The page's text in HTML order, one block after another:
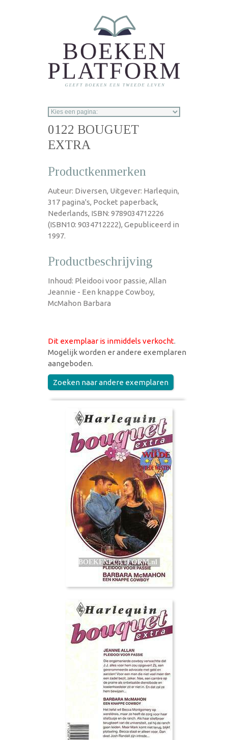
0122 BOUGUET
EXTRA
Productkenmerken
Auteur: Diversen, Uitgever: Harlequin,
317 pagina's, Pocket paperback,
Nederlands, ISBN: 9789034712226
(ISBN10: 9034712222), Gepubliceerd in
1997.
Productbeschrijving
Inhoud: Pleidooi voor passie, Allan
Jeannie - Een knappe Cowboy,
McMahon Barbara
Dit exemplaar is inmiddels verkocht.
Mogelijk worden er andere exemplaren
aangeboden.
Zoeken naar andere exemplaren